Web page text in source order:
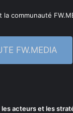
communauté
FW.MEDIA
les acteurs et les